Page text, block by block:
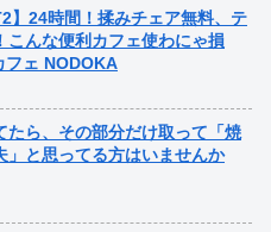
】24時間！揉みチェア無料、テ
こんな便利カフェ使わにゃ損
フェ NODOKA
たら、その部分だけ取って「焼
」と思ってる方はいませんか